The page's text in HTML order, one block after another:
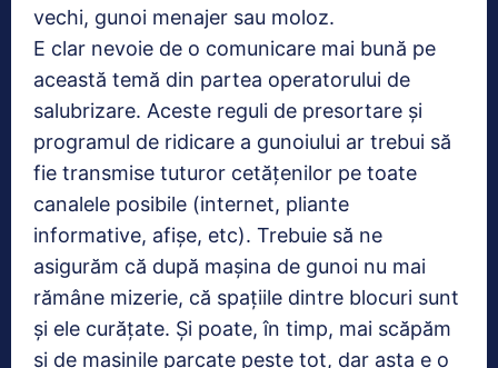
vechi, gunoi menajer sau moloz.
E clar nevoie de o comunicare mai bună pe
această temă din partea operatorului de
salubrizare. Aceste reguli de presortare și
programul de ridicare a gunoiului ar trebui să
fie transmise tuturor cetățenilor pe toate
canalele posibile (internet, pliante
informative, afișe, etc). Trebuie să ne
asigurăm că după mașina de gunoi nu mai
rămâne mizerie, că spațiile dintre blocuri sunt
și ele curățate. Și poate, în timp, mai scăpăm
și de mașinile parcate peste tot, dar asta e o